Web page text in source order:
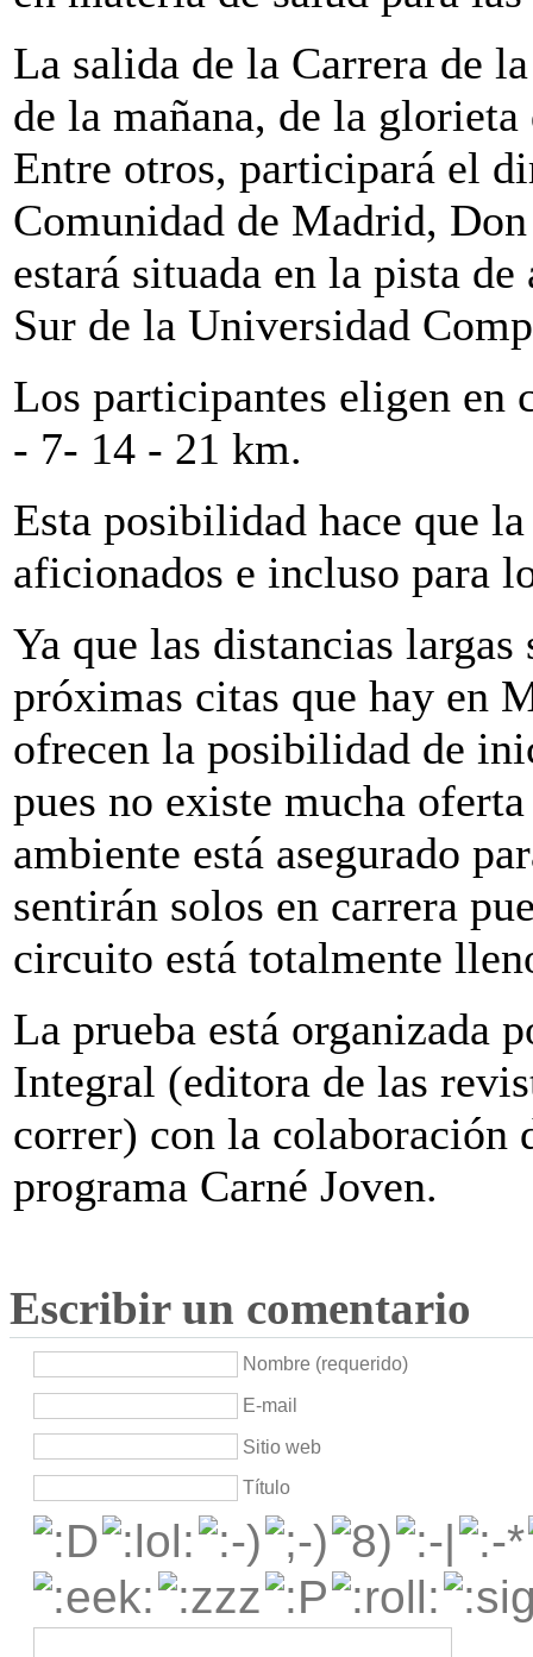
La salida de la Carrera de
de la mañana, de la
Entre otros, participará el
Comunidad de Madrid,
estará situada en la pista
Sur de la Universidad
Los participantes eligen en
- 7- 14 - 21 km.
Esta posibilidad hace que
aficionados e incluso para
Ya que las distancias
próximas citas que hay en
ofrecen la posibilidad de
pues no existe mucha
ambiente está asegurado
sentirán solos en carrera
circuito está totalmente
La prueba está organizada
Integral (editora de las
correr) con la colaboración
programa Carné Joven.
Escribir un comentario
Nombre (requerido)
E-mail
Sitio web
Título